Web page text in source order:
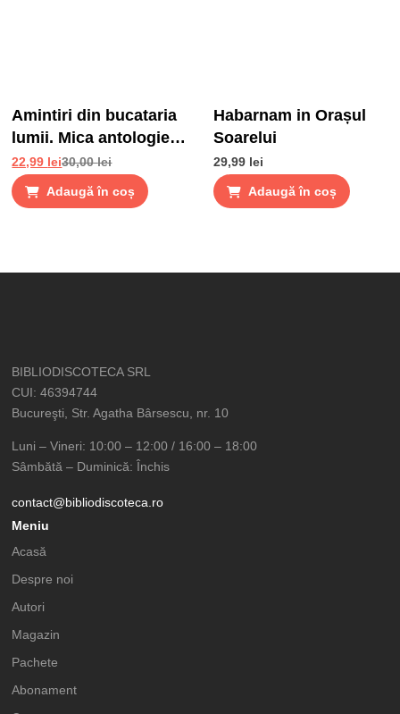
Amintiri din bucataria
lumii. Mica antologie
de gusturi, stari si
gustari
30,00lei
22,99 lei
Adaugă în coș
Habarnam in Orașul
Soarelui
29,99 lei
Adaugă în coș
BIBLIODISCOTECA SRL
CUI: 46394744
Bucureşti, Str. Agatha Bârsescu, nr. 10
Luni – Vineri: 10:00 – 12:00 / 16:00 – 18:00
Sâmbătă – Duminică: Închis
contact@bibliodiscoteca.ro
Meniu
Acasă
Despre noi
Autori
Magazin
Pachete
Abonament